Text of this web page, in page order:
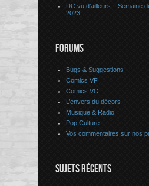
DC vu d’ailleurs – Semaine
2023
FORUMS
Bugs & Suggestions
Comics VF
Comics VO
L’envers du décors
Musique & Radio
Pop Culture
Vos commentaires sur nos
SUJETS RÉCENTS